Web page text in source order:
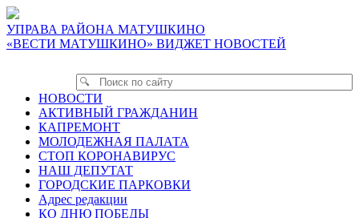
УПРАВА РАЙОНА МАТУШКИНО
«ВЕСТИ МАТУШКИНО» ВИДЖЕТ НОВОСТЕЙ
НОВОСТИ
АКТИВНЫЙ ГРАЖДАНИН
КАПРЕМОНТ
МОЛОДЕЖНАЯ ПАЛАТА
СТОП КОРОНАВИРУС
НАШ ДЕПУТАТ
ГОРОДСКИЕ ПАРКОВКИ
Адрес редакции
КО ДНЮ ПОБЕДЫ